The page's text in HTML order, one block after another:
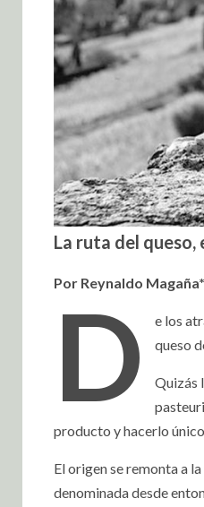
La ruta del queso,
Por Reynaldo Magaña*
D
e los
queso
Quizás
producto y hacerlo
El origen se remonta a
denominada desde